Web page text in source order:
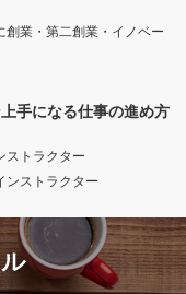
創業・第二創業・イノベー
手になる仕事の進め方
ストラクター
ンストラクター